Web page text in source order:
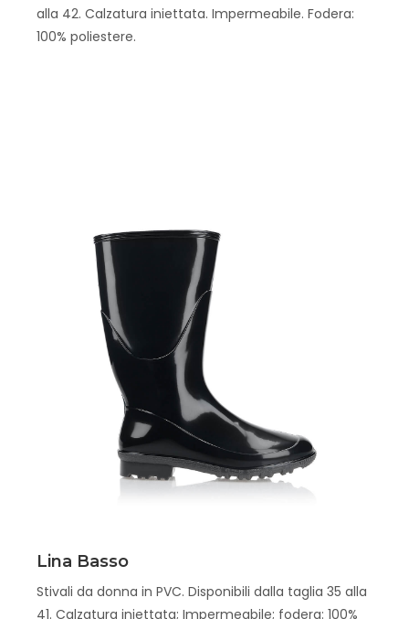
alla 42. Calzatura iniettata. Impermeabile. Fodera:
100% poliestere.
Scopri
Lina Basso
Stivali da donna in PVC. Disponibili dalla taglia 35 alla
41. Calzatura iniettata; Impermeabile; fodera: 100%